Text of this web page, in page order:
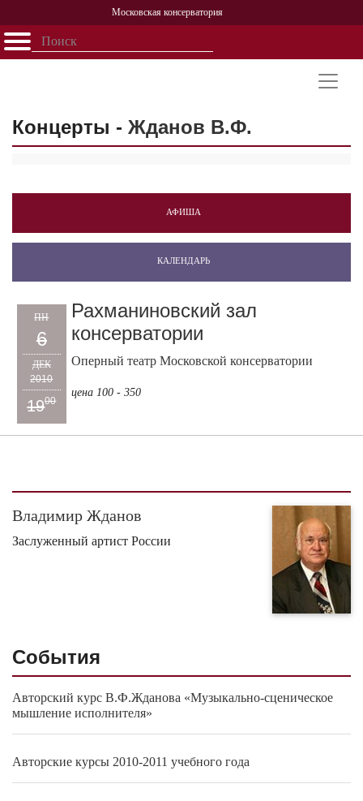
Московская консерватория
Открыть - закрыть
Персоналии
История
Концерты - Жданов В.Ф.
АФИША
КАЛЕНДАРЬ
ПН
6
ДЕК
2010
1900
Рахманиновский зал
консерватории
Оперный театр Московской консерватории
цена 100 - 350
Владимир Жданов
Заслуженный артист России
События
Авторский курс В.Ф.Жданова «Музыкально-сценическое
мышление исполнителя»
Авторские курсы 2010-2011 учебного года